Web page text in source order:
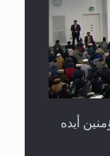
أيده